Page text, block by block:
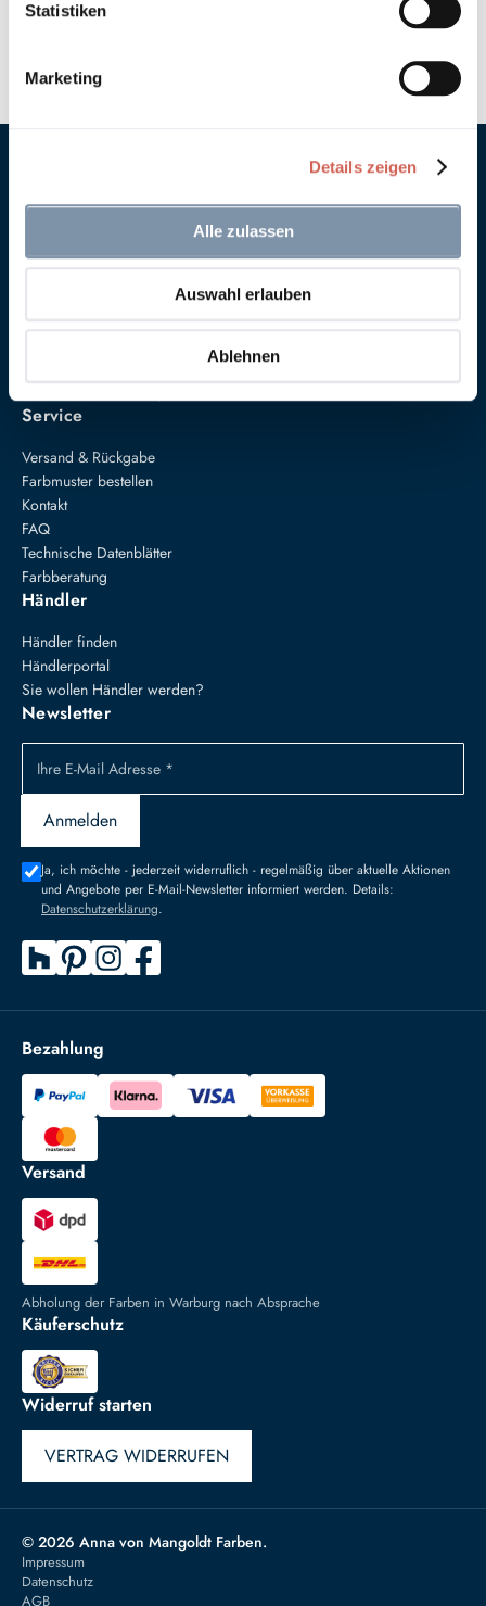
Statistiken
Marketing
Details zeigen
Alle zulassen
Auswahl erlauben
Ablehnen
Hinweis zur Farbtongenauigkeit
Anna von Mangoldt GmbH & Co. KG
Speckgraben 19
Service
Versand & Rückgabe
Farbmuster bestellen
Kontakt
FAQ
Technische Datenblätter
Farbberatung
Händler
Händler finden
Händlerportal
Sie wollen Händler werden?
Newsletter
Ihre E-Mail Adresse *
Anmelden
Ja, ich möchte - jederzeit widerruflich - regelmäßig über aktuelle Aktionen
und Angebote per E-Mail-Newsletter informiert werden. Details:
Datenschutzerklärung.
Bezahlung
Versand
Abholung der Farben in Warburg nach Absprache
Käuferschutz
Widerruf starten
VERTRAG WIDERRUFEN
© 2026 Anna von Mangoldt Farben.
Impressum
Datenschutz
AGB